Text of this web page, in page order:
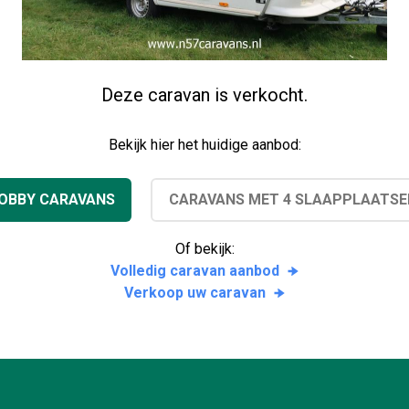
Deze caravan is verkocht.
Bekijk hier het huidige aanbod:
CARAVANS CARAVANS MET 4
Of bekijk:
Volledig caravan aanbod
Verkoop uw caravan